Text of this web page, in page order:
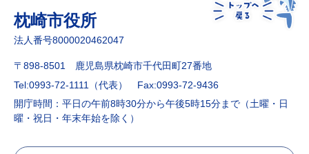
枕崎市役所
法人番号8000020462047
〒898-8501 鹿児島県枕崎市千代田町27番地
Tel:0993-72-1111（代表）
Fax:0993-72-9436
開庁時間：平日の午前8時30分から午後5時15分まで（土曜・日
曜・祝日・年末年始を除く）